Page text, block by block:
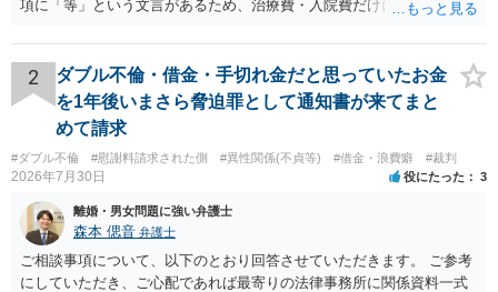
項に「等」という文言があるため、治療費・入院費だけに限定される
れていますので、通常は、病気や事故によって臨時に必要となった医
療費その他これに類する特別支出を念頭に置いた条項と読むのが自然
です。したがって、大学の入学金、授業料、受験費用などの教育費に
ついてまで、「この条項があるから当然に半額を請求できる」とまで
は言いにくいと思われます。なお、通常、大学進学費用をどこまで負
担すべきかについては、離婚時の合意内容のほか、子どもの年齢、大
学進学についての父母の認識、父母の学歴・収入・資産状況、進学先
や費用などを踏まえて個別に検討することになります。公正証書の他
の条項において、養育費の終期についてどのように定められている
か、大学進学に関する定めの有無、「教育費」「進学費用」に関する
定めの有無等について確認する必要があると考えられます。
2
ダブル不倫・借金・手切れ金だと思っていたお金
を1年後いまさら脅迫罪として通知書が来てまと
めて請求
#ダブル不倫 #慰謝料請求された側 #異性関係(不貞等) #借金・浪費癖 #裁判
2026年7月30日 役にたった 3
離婚・男女問題に強い弁護士
森本 偲音 弁護士
ご相談事項について、以下のとおり回答させていただきます。 ご参考
にしていただき、ご心配であれば最寄りの法律事務所に関係資料一式